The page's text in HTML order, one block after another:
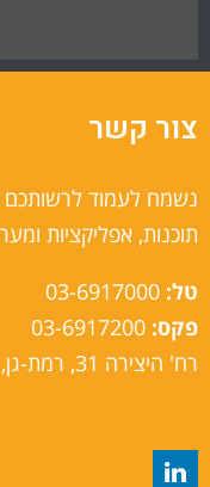
צור קשר
נשמח לעמוד לרשותכם
תוכנות, אפליקציות
טל:
פקס:
רח' היצירה 31, רמת-גן, 5252173